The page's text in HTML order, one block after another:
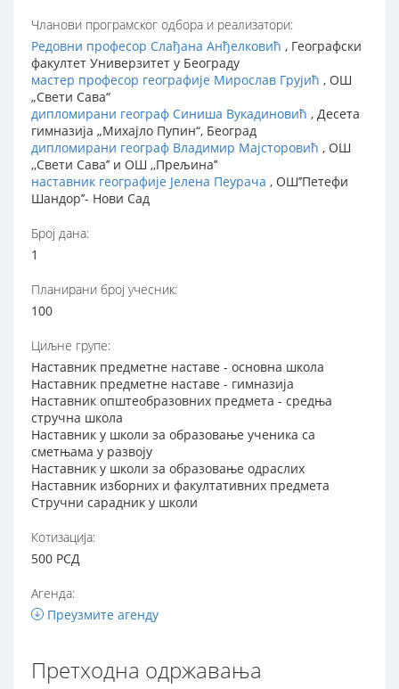
Чланови програмског одбора и реализатори:
Редовни професор Слађана Анђелковић , Географски
факултет Универзитет у Београду
мастер професор географије Мирослав Грујић , ОШ
„Свети Сава“
дипломирани географ Синиша Вукадиновић , Десета
гимназија „Михајло Пупин“, Београд
дипломирани географ Владимир Мајсторовић , ОШ
,,Свети Сава’’ и ОШ ,,Прељина’’
наставник географије Јелена Пеурача , ОШ’’Петефи
Шандор’’- Нови Сад
Број дана:
1
Планирани број учесник:
100
Циљне групе:
Наставник предметне наставе - основна школа
Наставник предметне наставе - гимназија
Наставник општеобразовних предмета - средња
стручна школа
Наставник у школи за образовање ученика са
сметњама у развоју
Наставник у школи за образовање одраслих
Наставник изборних и факултативних предмета
Стручни сарадник у школи
Котизација:
500 РСД
Агенда:
Преузмите агенду
Претходна одржавања